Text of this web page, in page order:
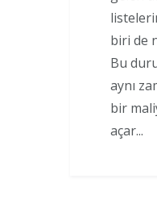
biri de
Bu
aynı
bir
açar...